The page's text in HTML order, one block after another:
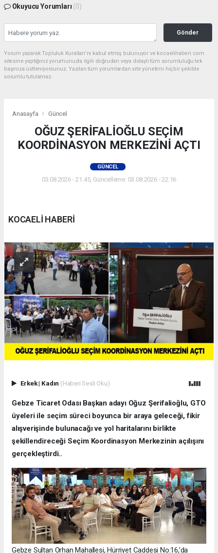
Okuyucu Yorumları (0)
Gönder
Yorum yazarak Topluluk Kuralları’nı kabul etmiş bulunuyor ve kocaelihaberi.com
sitesine yaptığınız yorumunuzla ilgili doğrudan veya dolaylı tüm sorumluluğu tek
başınıza üstleniyorsunuz. Yazılan tüm yorumlardan site yönetimi hiçbir şekilde
sorumlu tutulamaz.
Anasayfa Güncel
OĞUZ ŞERİFALİOĞLU SEÇİM
KOORDİNASYON MERKEZİNİ AÇTI
GÜNCEL
03.08.2026 - 21:45, Güncelleme: 03.08.2026 - 22:16
KOCAELİ HABERİ
Erkek| Kadın (Haberi Sesli Oku)
Gebze Ticaret Odası Başkan adayı Oğuz Şerifalioğlu, GTO
üyeleri ile seçim süreci boyunca bir araya geleceği, fikir
alışverişinde bulunacağı ve yol haritalarını birlikte
şekillendireceği Seçim Koordinasyon Merkezinin açılışını
gerçekleştirdi..
Gebze Sultan Orhan Mahallesi, Hürriyet Caddesi No:16,’da